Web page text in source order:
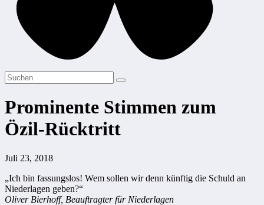
Prominente Stimmen zum
Özil-Rücktritt
Juli 23, 2018
„Ich bin fassungslos! Wem sollen wir denn künftig die Schuld an
Niederlagen geben?“
Oliver Bierhoff, Beauftragter für Niederlagen